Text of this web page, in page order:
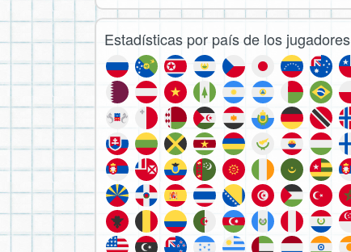
Estadísticas por país de los jugadores